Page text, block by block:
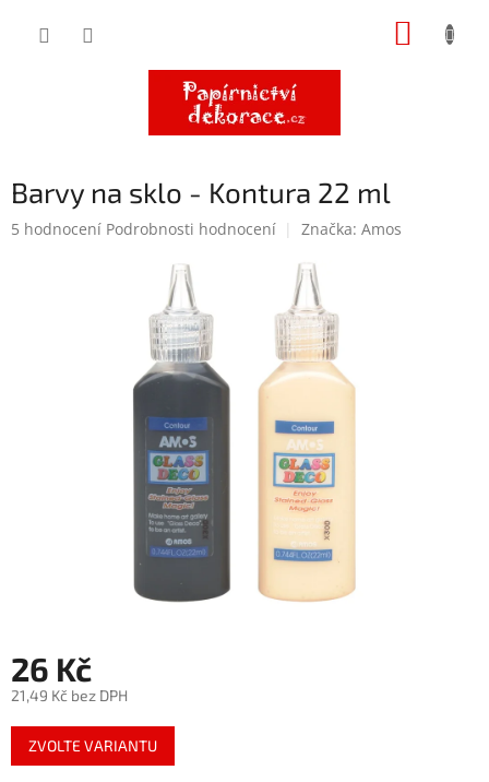
Barvy na sklo - Kontura 22 ml
Průměrné
5 hodnocení Podrobnosti hodnocení Značka: Amos
26 Kč
21,49 Kč bez DPH
Měrná
cena:
ZVOLTE VARIANTU